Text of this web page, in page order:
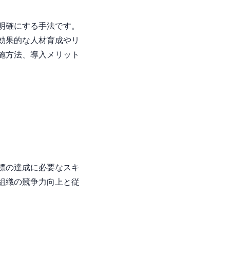
明確にする手法です。
果的な人材育成やリ
方法、導入メリット
の達成に必要なスキ
織の競争力向上と従